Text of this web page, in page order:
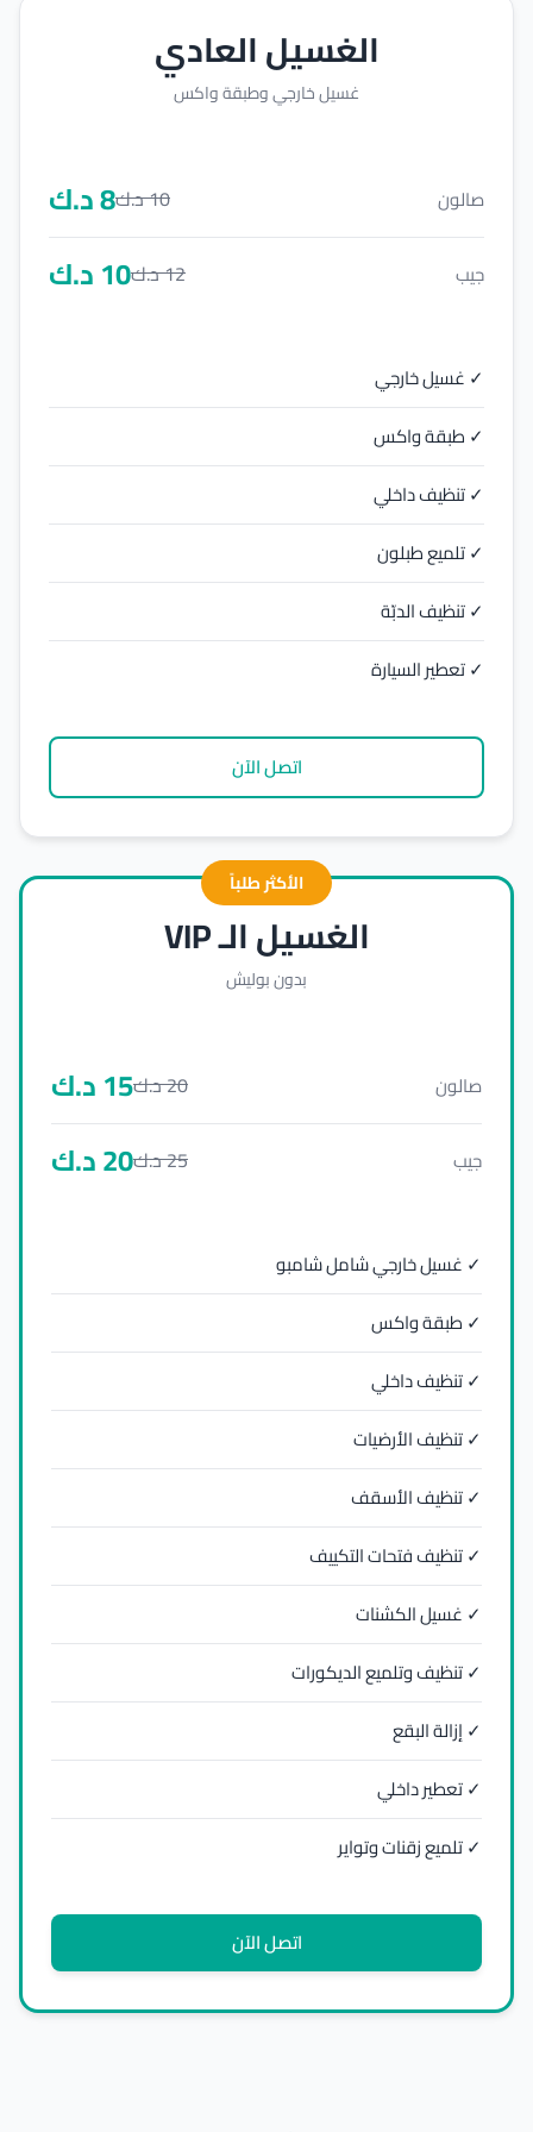
الغسيل العادي
غسيل خارجي وطبقة واكس
صالون 10د.ك8د.ك
جيب 12د.ك10د.ك
✓ غسيل خارجي
✓ طبقة واكس
✓ تنظيف داخلي
✓ تلميع طبلون
✓ تنظيف الدبّة
✓ تعطير السيارة
اتصل الآن
الأكثر طلباً
الغسيل الـ VIP
بدون بوليش
صالون 20د.ك15د.ك
جيب 25د.ك20د.ك
✓ غسيل خارجي شامل شامبو
✓ طبقة واكس
✓ تنظيف داخلي
✓ تنظيف الأرضيات
✓ تنظيف الأسقف
✓ تنظيف فتحات التكييف
✓ غسيل الكشنات
✓ تنظيف وتلميع الديكورات
✓ إزالة البقع
✓ تعطير داخلي
✓ تلميع زقنات وتواير
اتصل الآن